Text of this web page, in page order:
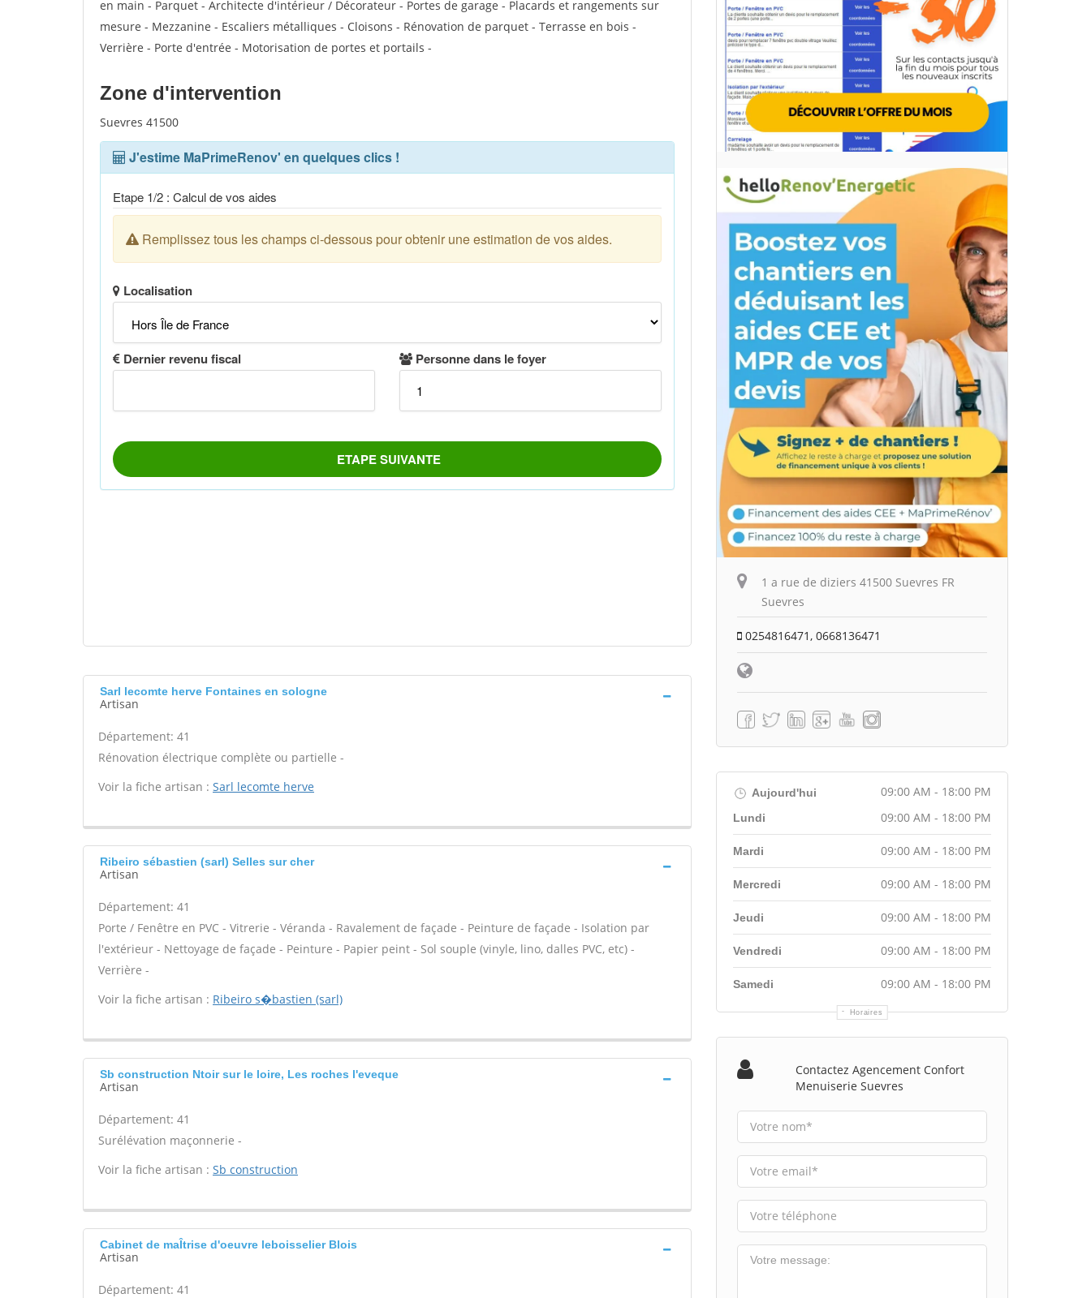
en main - Parquet - Architecte d'intérieur / Décorateur - Portes de garage - Placards et rangements sur
mesure - Mezzanine - Escaliers métalliques - Cloisons - Rénovation de parquet - Terrasse en bois -
Verrière - Porte d'entrée - Motorisation de portes et portails -
Zone d'intervention
Suevres 41500
Sarl lecomte herve Fontaines en sologne
Artisan
Département: 41
Rénovation électrique complète ou partielle -
Voir la fiche artisan : Sarl lecomte herve
Ribeiro sébastien (sarl) Selles sur cher
Artisan
Département: 41
Porte / Fenêtre en PVC - Vitrerie - Véranda - Ravalement de façade - Peinture de façade - Isolation par
l'extérieur - Nettoyage de façade - Peinture - Papier peint - Sol souple (vinyle, lino, dalles PVC, etc) -
Verrière -
Voir la fiche artisan : Ribeiro s�bastien (sarl)
Sb construction Ntoir sur le loire, Les roches l'eveque
Artisan
Département: 41
Surélévation maçonnerie -
Voir la fiche artisan : Sb construction
Cabinet de maÎtrise d'oeuvre leboisselier Blois
Artisan
Département: 41
1 a rue de diziers 41500 Suevres FR
Suevres
0254816471, 0668136471
Aujourd'hui 09:00 AM - 18:00 PM
Horaires
Lundi 09:00 AM - 18:00 PM
Mardi 09:00 AM - 18:00 PM
Mercredi 09:00 AM - 18:00 PM
Jeudi 09:00 AM - 18:00 PM
Vendredi 09:00 AM - 18:00 PM
Samedi 09:00 AM - 18:00 PM
Contactez Agencement Confort
Menuiserie Suevres